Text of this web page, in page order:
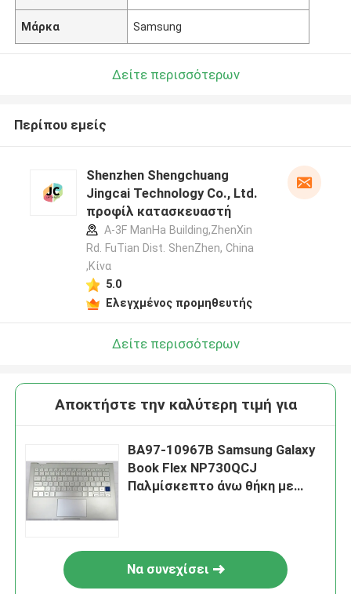
Μάρκα Samsung
Δείτε περισσότερων
Περίπου εμείς
Shenzhen Shengchuang
Jingcai Technology Co., Ltd.
προφίλ κατασκευαστή
A-3F ManHa Building,ZhenXin
Rd. FuTian Dist. ShenZhen, China
,Κίνα
5.0
Ελεγχμένος προμηθευτής
Δείτε περισσότερων
Αποκτήστε την καλύτερη τιμή για
BA97-10967B Samsung Galaxy
Book Flex NP730QCJ
Παλμίσκεπτο άνω θήκη με
Να συνεχίσει